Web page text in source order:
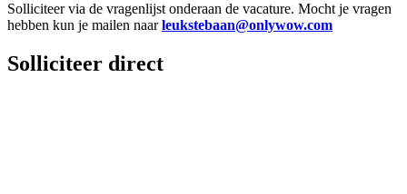
Solliciteer via de vragenlijst onderaan de vacature. Mocht je vragen
hebben kun je mailen naarleukstebaan@onlywow.com
Solliciteer direct